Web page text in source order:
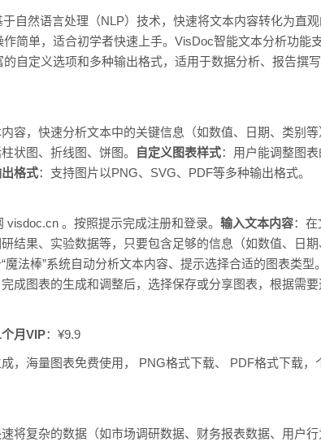
自然语言处理（NLP）技术，快速将文本内容转化为直
简单，适合初学者快速上手。VisDoc智能文本分析功能
自定义选项和多种输出格式，适用于数据分析、报告撰
容，快速分析文本中的关键信息（如数值、日期、类别等
状图、折线图、饼图。
自定义图表样式：用户能调整图
格式：支持图片以PNG、SVG、PDF等多种输出格式。
visdoc.cn 。按照提示完成注册和登录。 输入文本内容：
结果、实验数据等，只要包含足够的信息（如数值、日
魔法棒”系统自动分析文本内容、提示选择合适的图表类型。
完成图表的生成和调整后，选择保存或分享图表，根据需要
个月VIP：¥9.9
，海量图表免费使用， PNG格式下载、 PDF格式下载
将复杂的数据（如市场调研数据、财务报表数据、用户